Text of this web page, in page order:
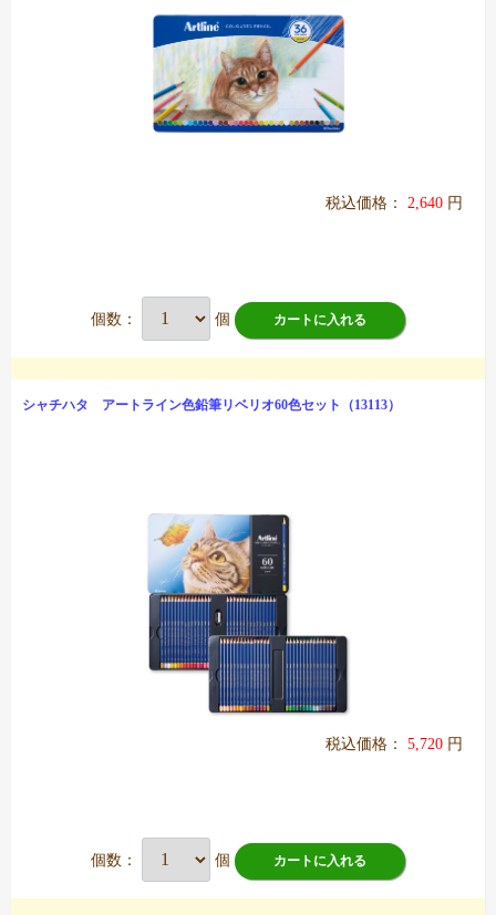
税込価格： 2,640 円
個数： 個 カートに入れる
シャチハタ アートライン色鉛筆リベリオ60色セット（13113）
税込価格： 5,720 円
個数： 個 カートに入れる